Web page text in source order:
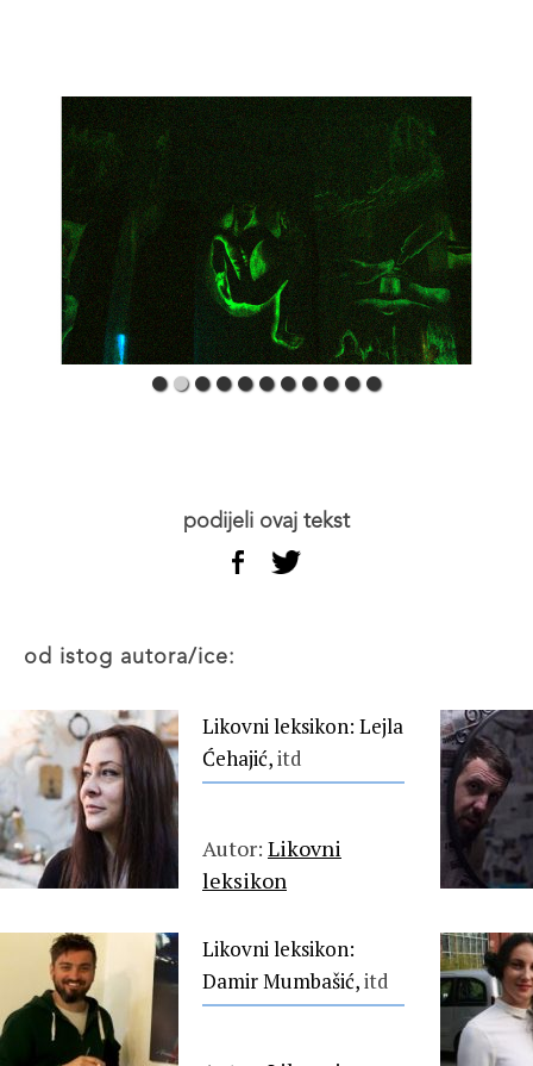
podijeli ovaj tekst
od istog autora/ice:
Likovni leksikon: Lejla
Ćehajić,itd
Autor: Likovni
leksikon
Likovni leksikon:
Damir Mumbašić,itd